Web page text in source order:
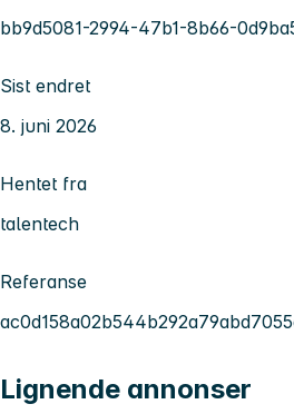
bb9d5081-2994-47b1-8b66-
Sist endret
8. juni 2026
Hentet fra
talentech
Referanse
Lignende annonser